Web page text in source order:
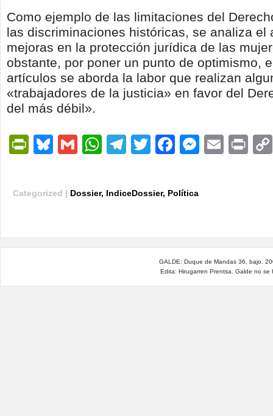
Como ejemplo de las limitaciones del
las discriminaciones históricas, se analiza el
mejoras en la protección jurídica de las
obstante, por poner un punto de optimismo,
artículos se aborda la labor que realizan
«trabajadores de la justicia» en favor del
del más débil».
PrintFriendly
Bluesky
GmailWhatsApp
Telegram
TwitterFacebook
Email
Categorized | Dossier, IndiceDossier, Política
GALDE: Duque de Mandas 36, bajo.
Edita: Hirugarren Prentsa. Galde no